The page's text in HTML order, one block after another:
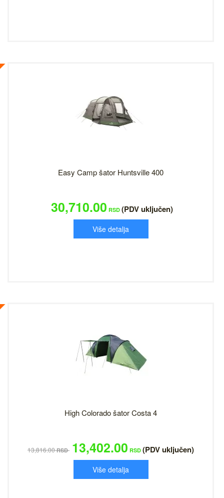
Easy Camp šator Huntsville 400
30,710.00 RSD (PDV uključen)
Više detalja
High Colorado šator Costa 4
13,816.00RSD 13,402.00 RSD (PDV uključen)
Više detalja